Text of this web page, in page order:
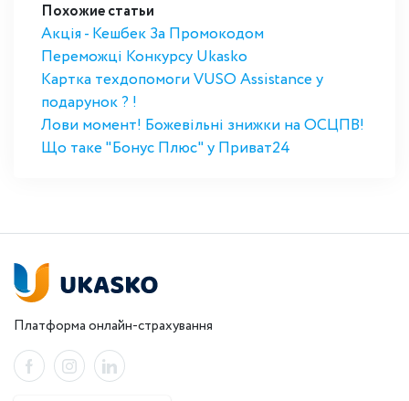
Похожие статьи
Акція - Кешбек За Промокодом
Переможці Конкурсу Ukasko
Картка техдопомоги VUSO Assistance у
подарунок ? !
Лови момент! Божевільні знижки на ОСЦПВ!
Що таке "Бонус Плюс" у Приват24
Платформа онлайн-страхування